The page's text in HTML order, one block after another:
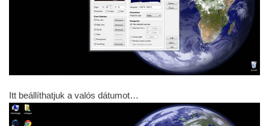
Itt beállíthatjuk a valós dátumot…